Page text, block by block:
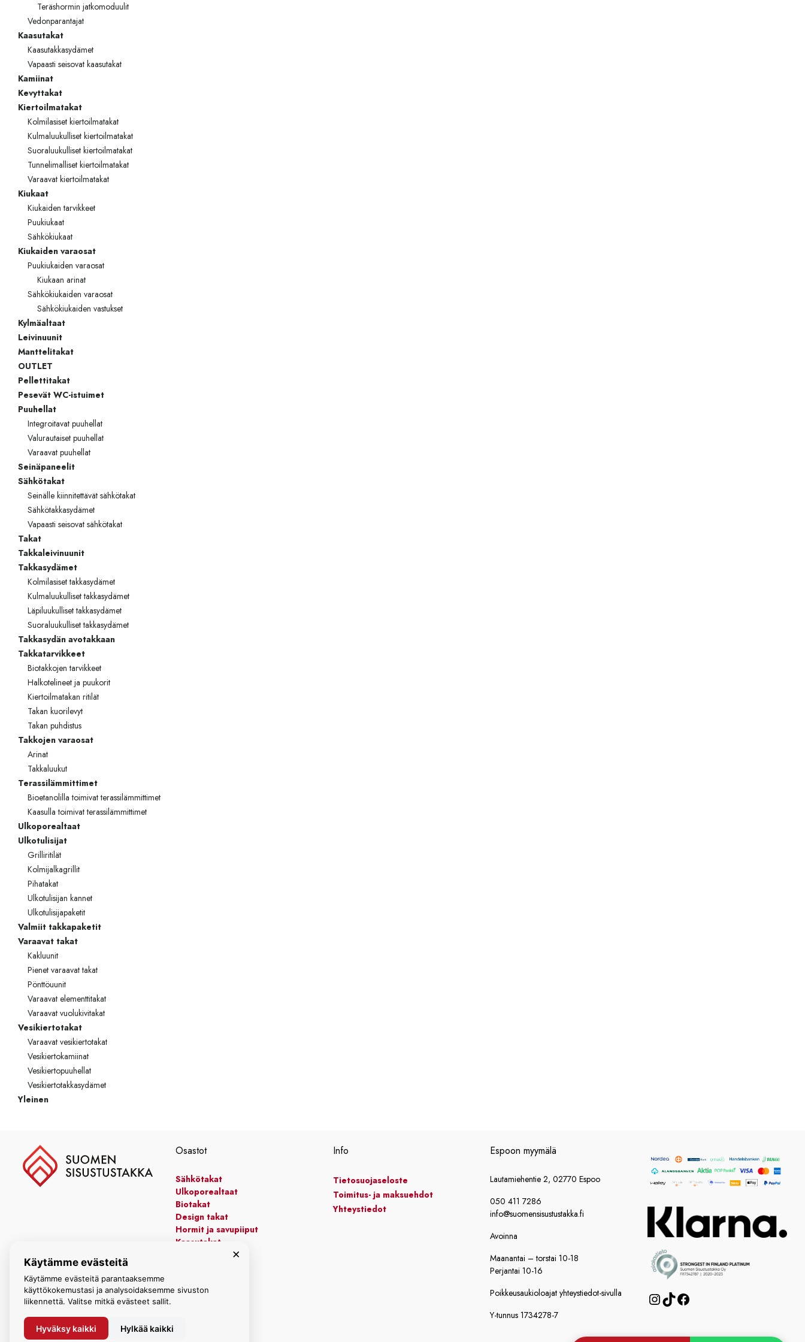
TOTO
Kylpyhuonekalusteet
Teräshormin jatkomoduulit
Vedonparantajat
Kaasutakat
Kaasutakkasydämet
Vapaasti seisovat kaasutakat
Kamiinat
Kevyttakat
Kiertoilmatakat
Kolmilasiset kiertoilmatakat
Kulmaluukulliset kiertoilmatakat
Suoraluukulliset kiertoilmatakat
Tunnelimalliset kiertoilmatakat
Varaavat kiertoilmatakat
Kiukaat
Kiukaiden tarvikkeet
Puukiukaat
Sähkökiukaat
Kiukaiden varaosat
Puukiukaiden varaosat
Kiukaan arinat
Sähkökiukaiden varaosat
Sähkökiukaiden vastukset
Kylmäaltaat
Leivinuunit
Manttelitakat
OUTLET
Pellettitakat
Pesevät WC-istuimet
Puuhellat
Integroitavat puuhellat
Valurautaiset puuhellat
Varaavat puuhellat
Seinäpaneelit
Sähkötakat
Seinälle kiinnitettävät sähkötakat
Sähkötakkasydämet
Vapaasti seisovat sähkötakat
Takat
Takkaleivinuunit
Takkasydämet
Kolmilasiset takkasydämet
Kulmaluukulliset takkasydämet
Läpiluukulliset takkasydämet
Suoraluukulliset takkasydämet
Takkasydän avotakkaan
Takkatarvikkeet
Biotakkojen tarvikkeet
Halkotelineet ja puukorit
Kiertoilmatakan ritilät
Takan kuorilevyt
Takan puhdistus
Takkojen varaosat
Arinat
Takkaluukut
Terassilämmittimet
Bioetanolilla toimivat terassilämmittimet
Kaasulla toimivat terassilämmittimet
Ulkoporealtaat
Ulkotulisijat
Grilliritilät
Kolmijalkagrillit
Pihatakat
Ulkotulisijan kannet
Ulkotulisijapaketit
Valmiit takkapaketit
Varaavat takat
Kakluunit
Pienet varaavat takat
Pönttöuunit
Varaavat elementtitakat
Varaavat vuolukivitakat
Vesikiertotakat
Varaavat vesikiertotakat
Vesikiertokamiinat
Vesikiertopuuhellat
Vesikiertotakkasydämet
Yleinen
Osastot
Sähkötakat
Ulkoporealtaat
Biotakat
Design takat
Hormit ja savupiiput
Kaasutakat
Kiertoilmatakat
Info
Tietosuojaseloste
Toimitus- ja maksuehdot
Yhteystiedot
Espoon myymälä
Lautamiehentie 2, 02770 Espoo
050 411 7286
info@suomensisustustakka.fi
Avoinna
Maanantai – torstai 10-18
Perjantai 10-16
Poikkeusaukioloajat yhteystiedot-sivulla
Y-tunnus 1734278-7
Instagram
TikTok
×
Käytämme evästeitä
Käytämme evästeitä parantaaksemme
käyttökokemustasi ja analysoidaksemme sivuston
liikennettä. Valitse mitkä evästeet sallit.
Hyväksy kaikki Hylkää kaikki